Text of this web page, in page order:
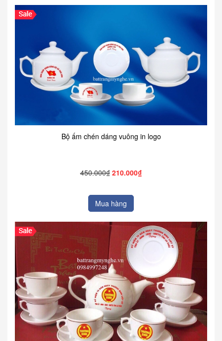
Bộ ấm chén dáng vuông in logo
450.000₫ 210.000₫
Mua hàng